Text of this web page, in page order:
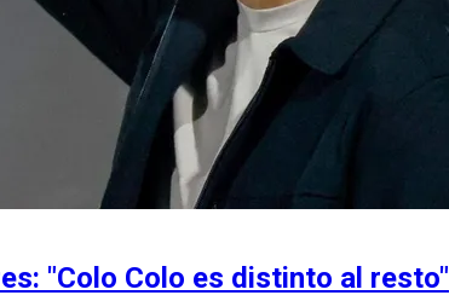
"Colo Colo es distinto al resto"